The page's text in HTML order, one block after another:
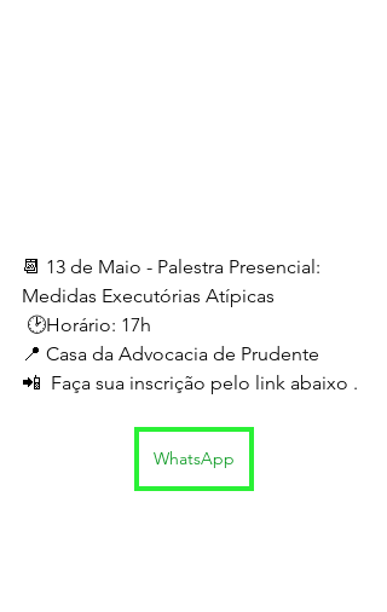
📆 13 de Maio - Palestra Presencial:
Medidas Executórias Atípicas
🕑Horário: 17h
📍 Casa da Advocacia de Prudente
📲  Faça sua inscrição pelo link abaixo .
WhatsApp